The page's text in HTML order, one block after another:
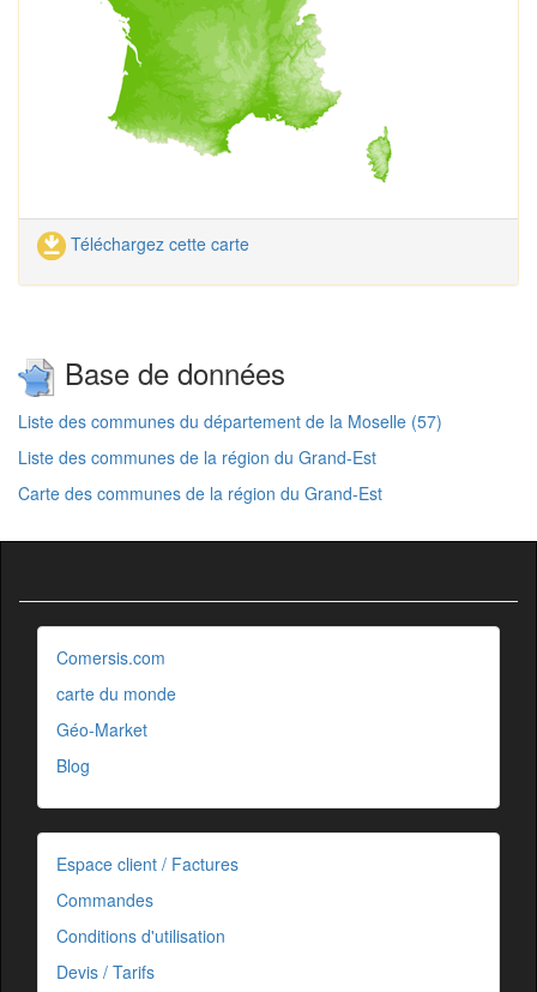
Téléchargez cette carte
Base de données
Liste des communes du département de la Moselle (57)
Liste des communes de la région du Grand-Est
Carte des communes de la région du Grand-Est
Comersis.com
carte du monde
Géo-Market
Blog
Espace client / Factures
Commandes
Conditions d'utilisation
Devis / Tarifs